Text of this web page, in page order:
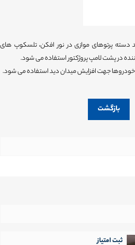
دسته پرتوهای موازی در نور افکن، تلسکوپ های
کننده در پشت لامپ پروژکتور استفاده می شود.
خودروها جهت افزایش میدان دید استفاده می شود.
بازگشت
ثبت امتیاز